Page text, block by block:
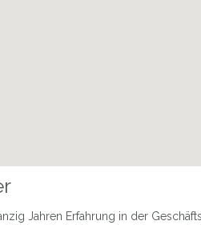
Jahren Erfahrung in der